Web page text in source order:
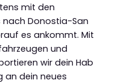
mit den
nach Donostia-San
es ankommt. Mit
und
wir dein Hab
an dein neues